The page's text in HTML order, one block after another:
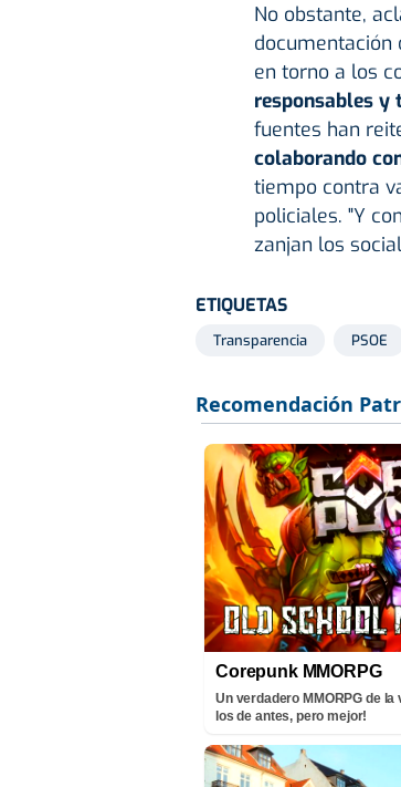
No obstante,
documentación
en torno a los
responsables y
fuentes han
colaborando
tiempo contra
policiales. "Y
zanjan los
ETIQUETAS
Transparencia PSOE
Corepunk MMORPG
Un verdadero MMORPG de la
los de antes, pero mejor!